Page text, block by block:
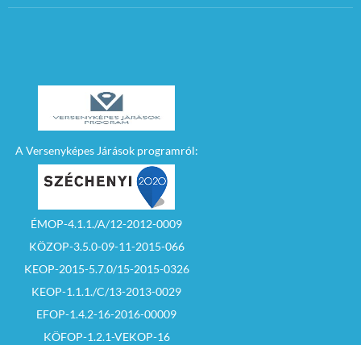
A Versenyképes Járások programról:
ÉMOP-4.1.1./A/12-2012-0009
KÖZOP-3.5.0-09-11-2015-066
KEOP-2015-5.7.0/15-2015-0326
KEOP-1.1.1./C/13-2013-0029
EFOP-1.4.2-16-2016-00009
KÖFOP-1.2.1-VEKOP-16